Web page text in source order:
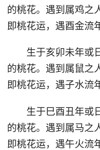
的桃花。遇到属鸡之
即桃花运，遇酉金流
生于亥卯未年或日
的桃花。遇到属鼠之
即桃花运，遇子水流
生于巳酉丑年或日
的桃花。遇到属马之
即桃花运，遇午火流